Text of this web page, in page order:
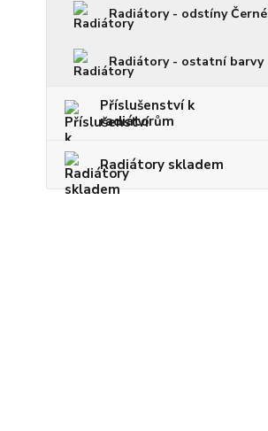
Radiátory - odstíny Černé
Radiátory - ostatní barvy
Příslušenství k
radiátorům
Radiátory skladem